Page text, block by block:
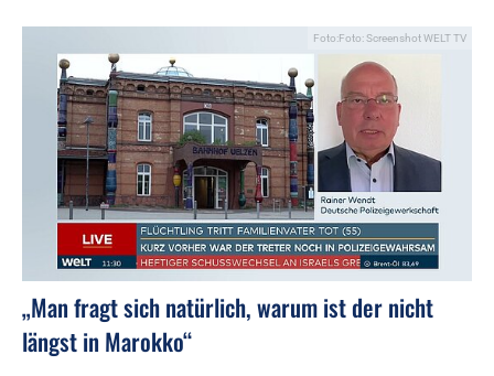
Foto:Foto: Screenshot WELT TV
„Man fragt sich natürlich, warum ist der nicht
längst in Marokko“